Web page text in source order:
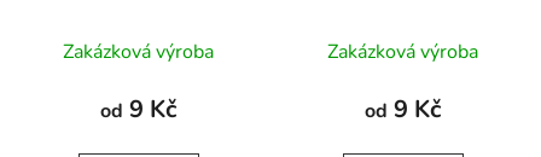
Zakázková výroba
od 9 Kč
Zakázková výroba
od 9 Kč